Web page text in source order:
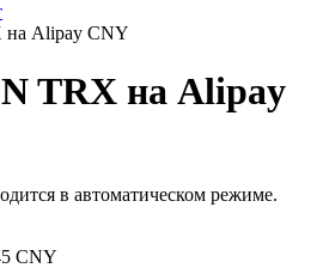
Alipay CNY
TRX на Alipay
в автоматическом режиме.
CNY